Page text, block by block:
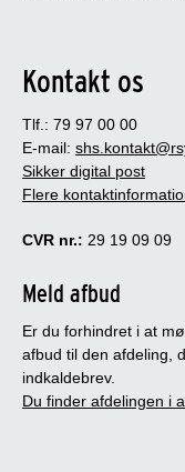
Kontakt os
Tlf.: 79 97 00 00
E-mail:
Sikker digital post
Flere
CVR nr.: 29 19 09 09
Meld afbud
Er du forhindret i at
afbud til den afdeling,
indkaldebrev.
Du finder afdelingen i